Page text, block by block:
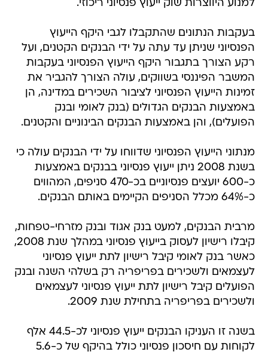
למנוע היווצרות שוק ייעוץ פנסיוני ריכוזי.
בעקבות הנתונים שהתקבלו לגבי היקף הייעוץ
הפנסיוני שניתן עד עתה על ידי הבנקים הקטנים, ועל
רקע הצורך בתגבור היקף הייעוץ הפנסיוני בעקבות
המשבר הפיננסי בשווקים, עולה הצורך להגביר את
זמינות הייעוץ הפנסיוני לציבור השכירים במדינה, הן
באמצעות הבנקים הגדולים (בנק לאומי ובנק
הפועלים), והן באמצעות הבנקים הבינוניים והקטנים.
מנתוני הייעוץ הפנסיוני שדווחו על ידי הבנקים עולה כי
בשנת 2008 ניתן ייעוץ פנסיוני בבנקים באמצעות
כ-600 יועצים פנסיוניים בכ-470 סניפים, המהווים
כ-64% מכלל הסניפים הקיימים באותם הבנקים.
מרבית הבנקים, למעט בנק אגוד ובנק מזרחי-טפחות,
קיבלו רישיון לעסוק בייעוץ פנסיוני במהלך שנת 2008,
כאשר בנק לאומי קיבל רישיון לתת ייעוץ פנסיוני
לעצמאים ולשכירים בפריפריה רק בשלהי השנה ובנק
הפועלים קיבל רישיון לתת ייעוץ פנסיוני לעצמאים
ולשכירים בפריפריה בתחילת שנת 2009.
בשנה זו העניקו הבנקים ייעוץ פנסיוני לכ-44.5 אלף
לקוחות עם חיסכון פנסיוני כולל בהיקף של כ-5.6